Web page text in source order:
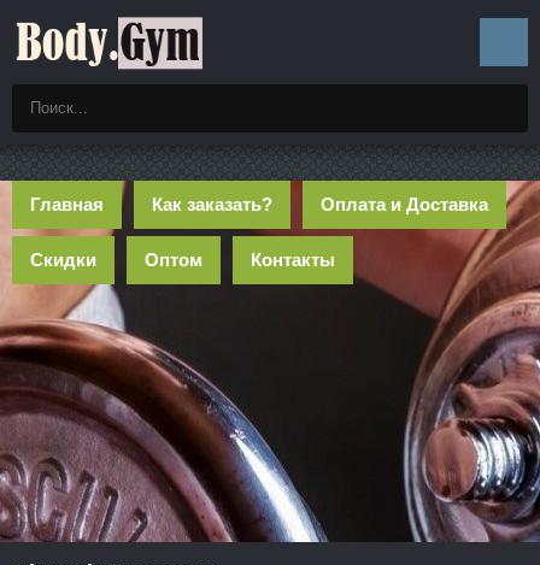
Главная Как заказать? Оплата и Доставка
Скидки Оптом Контакты